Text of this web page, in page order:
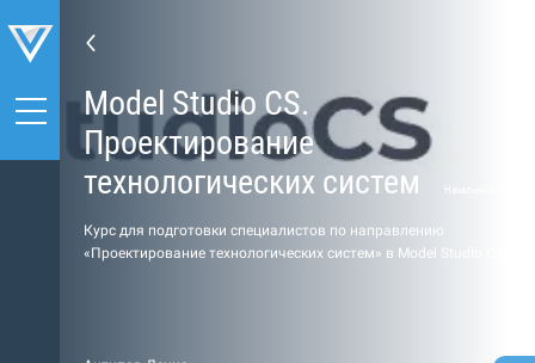
Model Studio CS.
Проектирование
технологических систем
Начальный
Курс для подготовки специалистов по направлению
«Проектирование технологических систем» в Model Studio CS.